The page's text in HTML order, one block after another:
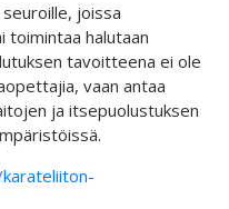
joissa
halutaan
tavoitteena ei ole
vaan antaa
ja itsepuolustuksen